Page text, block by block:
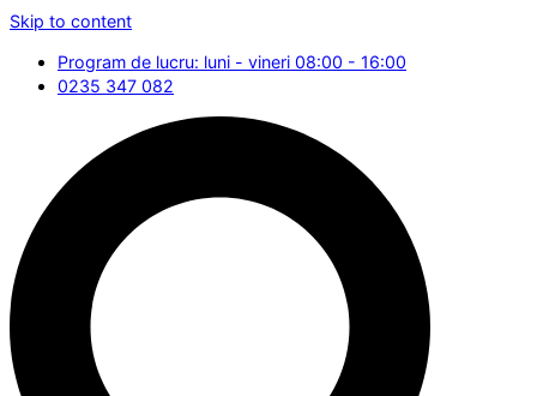
Skip to content
Program de lucru: luni - vineri 08:00 - 16:00
0235 347 082